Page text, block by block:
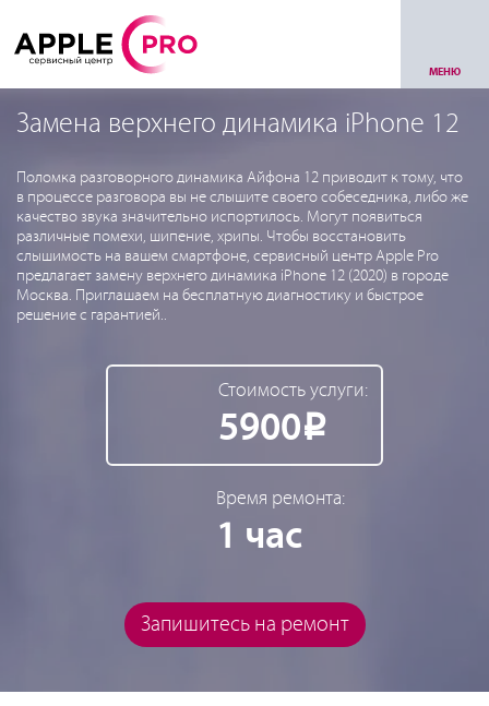
МЕНЮ
Замена верхнего динамика iPhone 12
Поломка разговорного динамика Айфона 12 приводит к тому, что
в процессе разговора вы не слышите своего собеседника, либо же
качество звука значительно испортилось. Могут появиться
различные помехи, шипение, хрипы. Чтобы восстановить
слышимость на вашем смартфоне, сервисный центр Apple Pro
предлагает замену верхнего динамика iPhone 12 (2020) в городе
Москва. Приглашаем на бесплатную диагностику и быстрое
решение с гарантией..
Стоимость услуги:
5900Р
Время ремонта:
1 час
Запишитесь на ремонт